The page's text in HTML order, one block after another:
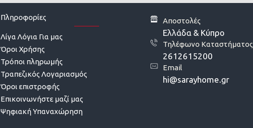
Πληροφορίες
Λίγα Λόγια Για μας
Όροι Χρήσης
Τρόποι πληρωμής
Τραπεζικός Λογαριασμός
Όροι επιστροφής
Επικοινωνήστε μαζί μας
Ψηφιακή Υπαναχώρηση
Αποστολές
Ελλάδα & Κύπρο
Τηλέφωνο Καταστήματος
2612615200
Email
hi@sarayhome.gr